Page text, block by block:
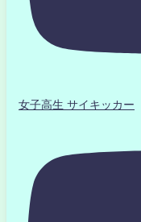
女子高生 サイキッカー